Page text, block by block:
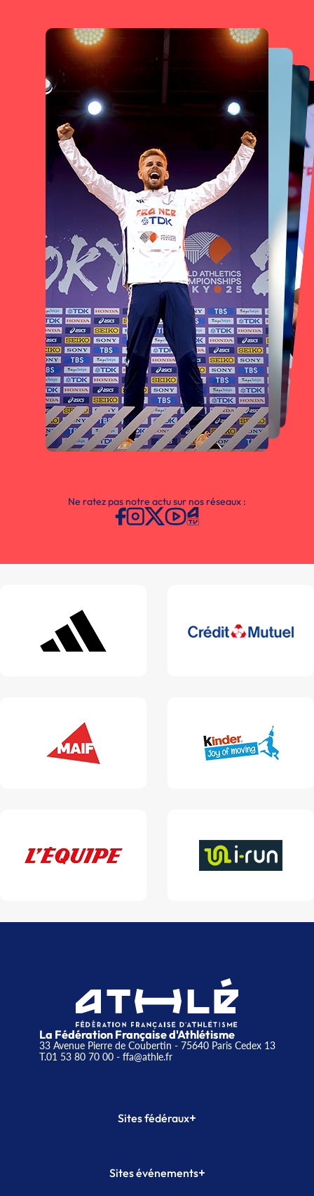
Ne ratez pas notre actu sur nos réseaux :
La Fédération Française d'Athlétisme
33 Avenue Pierre de Coubertin - 75640 Paris Cedex 13
T.01 53 80 70 00- ffa@athle.fr
Sites fédéraux+
Plateforme Formation
Sites événements+